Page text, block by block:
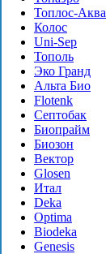
Топлос-Аква
Колос
Uni-Sep
Тополь
Эко Гранд
Альта Био
Flotenk
Септобак
Биопрайм
Биозон
Вектор
Glosen
Итал
Deka
Optima
Biodeka
Genesis